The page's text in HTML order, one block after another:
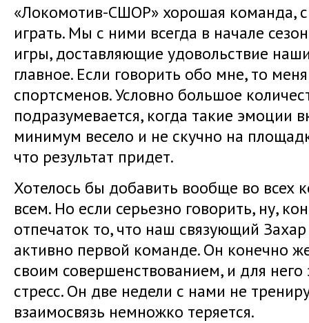
«Локомотив-СШОР» хорошая команда,
играть. Мы с ними всегда в начале
игры, доставляющие удовольствие
главное. Если говорить обо мне, то
спортсменов. Условно большое
подразумевается, когда такие эмоции
минимум весело и не скучно на
что результат придет.
Хотелось бы добавить вообще во всех
всем. Но если серьезно говорить, ну,
отпечаток то, что наш связующий
активно первой команде. Он конечно
своим совершенствованием, и для
стресс. Он две недели с нами не
взаимосвязь немножко теряется.